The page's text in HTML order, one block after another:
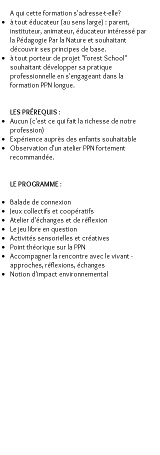
A qui cette formation s'adresse-t-elle?
à tout éducateur (au sens large) : parent,
instituteur, animateur, éducateur intéressé par
la Pédagogie Par la Nature et souhaitant
découvrir ses principes de base.
à tout porteur de projet "Forest School"
souhaitant développer sa pratique
professionnelle en s'engageant dans la
formation PPN longue.
LES PRÉREQUIS :
Aucun (c'est ce qui fait la richesse de notre
profession)
Expérience auprès des enfants souhaitable
Observation d'un atelier PPN fortement
recommandée.
LE PROGRAMME :
Balade de connexion
Jeux collectifs et coopératifs
Atelier d'échanges et de réflexion
Le jeu libre en question
Activités sensorielles et créatives
Point théorique sur la PPN
Accompagner la rencontre avec le vivant -
approches, réflexions, échanges
Notion d'impact environnemental